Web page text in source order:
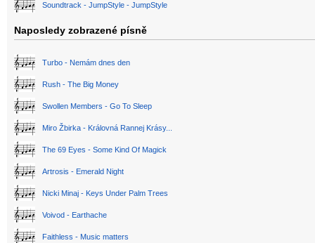
Soundtrack - JumpStyle - JumpStyle
Naposledy zobrazené písně
Turbo - Nemám dnes den
Rush - The Big Money
Swollen Members - Go To Sleep
Miro Žbirka - Královná Rannej Krásy...
The 69 Eyes - Some Kind Of Magick
Artrosis - Emerald Night
Nicki Minaj - Keys Under Palm Trees
Voivod - Earthache
Faithless - Music matters